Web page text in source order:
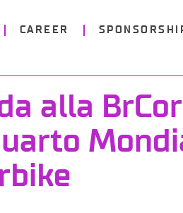
CAREER
alla